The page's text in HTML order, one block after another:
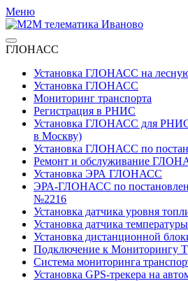
Меню
ГЛОНАСС
Установка ГЛОНАСС на
Установка ГЛОНАСС
Мониторинг транспорта
Регистрация в РНИС
Установка ГЛОНАСС для
в Москву)
Установка ГЛОНАСС по
Ремонт и обслуживание
Установка ЭРА ГЛОНАСС
ЭРА-ГЛОНАСС по
№2216
Установка датчика уровня
Установка датчика температуры
Установка дистанционной
Подключение к Мониторингу
Система мониторинга
Установка GPS-трекера на